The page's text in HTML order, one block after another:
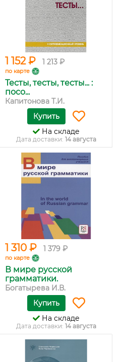
1 152 ₽ 1 213 ₽
по карте
Тесты, тесты, тесты... :
посо...
Капитонова Т.И.
Купить
На складе
Дата доставки: 14 августа
1 310 ₽ 1 379 ₽
по карте
В мире русской
грамматики.
Богатырева И.В.
Купить
На складе
Дата доставки: 14 августа